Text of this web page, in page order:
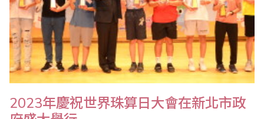
2023年慶祝世界珠算日大會在新北市政